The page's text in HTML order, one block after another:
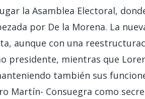
la Asamblea Electoral,
por De la Morena. La
aunque con una
presidente, mientras que
también sus
Martín- Consuegra como